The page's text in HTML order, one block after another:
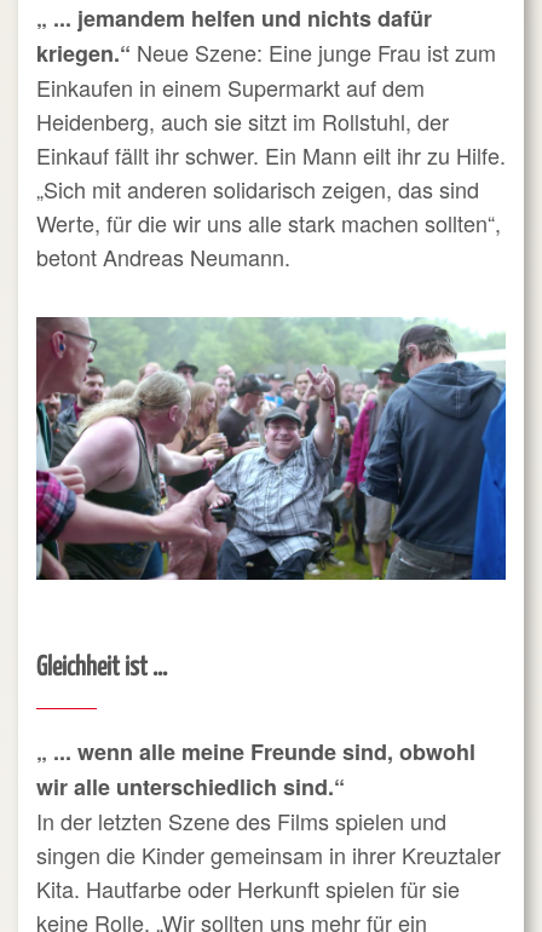
„ ... jemandem helfen und nichts dafür
kriegen.“ Neue Szene: Eine junge Frau ist zum
Einkaufen in einem Supermarkt auf dem
Heidenberg, auch sie sitzt im Rollstuhl, der
Einkauf fällt ihr schwer. Ein Mann eilt ihr zu Hilfe.
„Sich mit anderen solidarisch zeigen, das sind
Werte, für die wir uns alle stark machen sollten“,
betont Andreas Neumann.
Gleichheit ist ...
„ ... wenn alle meine Freunde sind, obwohl
wir alle unterschiedlich sind.“
In der letzten Szene des Films spielen und
singen die Kinder gemeinsam in ihrer Kreuztaler
Kita. Hautfarbe oder Herkunft spielen für sie
keine Rolle. „Wir sollten uns mehr für ein